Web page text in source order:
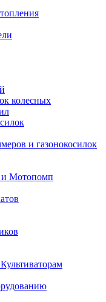
колесных
и газонокосилок
и Мотопомп